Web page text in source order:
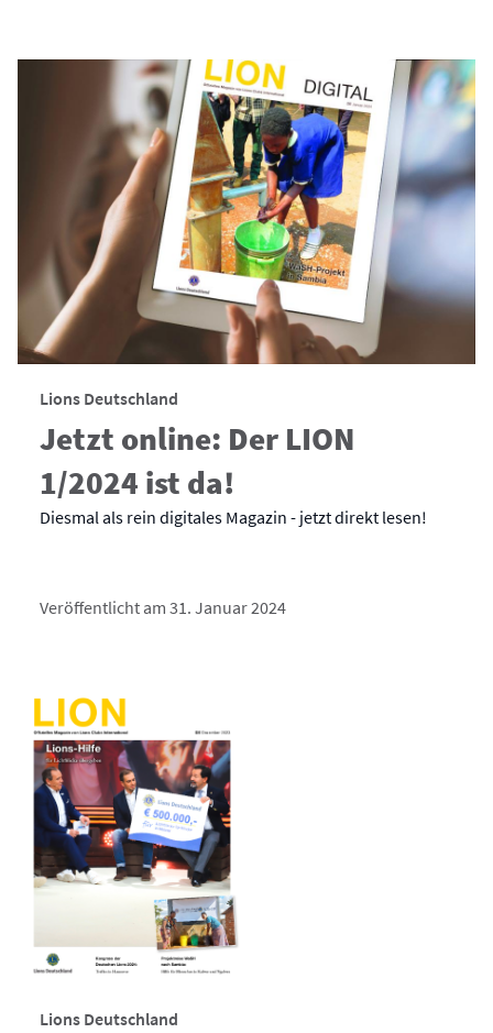
Lions Deutschland
Jetzt online: Der LION
1/2024 ist da!
Diesmal als rein digitales Magazin - jetzt direkt lesen!
Veröffentlicht am 31. Januar 2024
Lions Deutschland